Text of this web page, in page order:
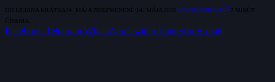
OD LILIANA KRÁTKA 14. MÁJA 2026 ZMENENÉ: 14. MÁJA 2026 NEKOMENTOVANÉ 2 MINÚT
ČÍTANIA
Facebook Telegram WhatsApp Twitter LinkedIn E-mail